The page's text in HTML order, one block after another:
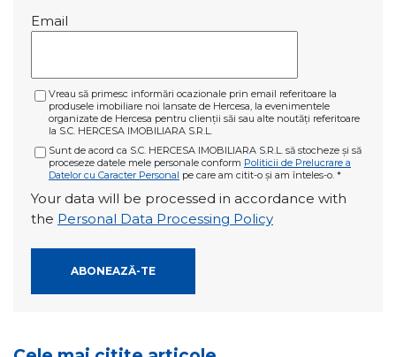
Email
Vreau să primesc informări ocazionale prin email referitoare la
produsele imobiliare noi lansate de Hercesa, la evenimentele
organizate de Hercesa pentru clienții săi sau alte noutăți referitoare
la S.C. HERCESA IMOBILIARA S.R.L.
Sunt de acord ca S.C. HERCESA IMOBILIARA S.R.L. să stocheze și să
proceseze datele mele personale conform Politicii de Prelucrare a
Datelor cu Caracter Personal pe care am citit-o și am înteles-o. *
Your data will be processed in accordance with
the Personal Data Processing Policy